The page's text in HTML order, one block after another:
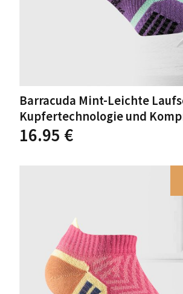
Barracuda Mint-Leichte
Kupfertechnologie und
16.95 €Dieses
Produkt
können
auf
der
Produktseite
gewählt
werden